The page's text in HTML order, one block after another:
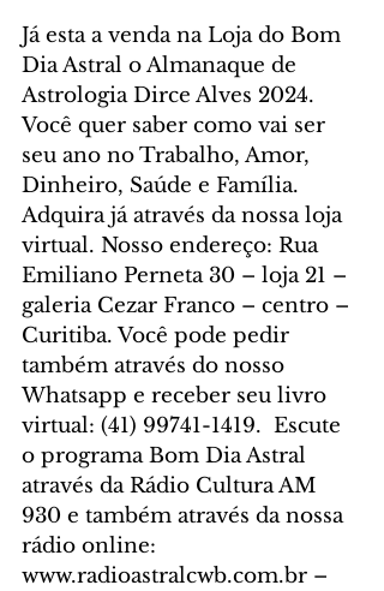
Já esta a venda na Loja do Bom
Dia Astral o Almanaque de
Astrologia Dirce Alves 2024.
Você quer saber como vai ser
seu ano no Trabalho, Amor,
Dinheiro, Saúde e Família.
Adquira já através da nossa loja
virtual. Nosso endereço: Rua
Emiliano Perneta 30 – loja 21 –
galeria Cezar Franco – centro –
Curitiba. Você pode pedir
também através do nosso
Whatsapp e receber seu livro
virtual: (41) 99741-1419.  Escute
o programa Bom Dia Astral
através da Rádio Cultura AM
930 e também através da nossa
rádio online:
www.radioastralcwb.com.br –